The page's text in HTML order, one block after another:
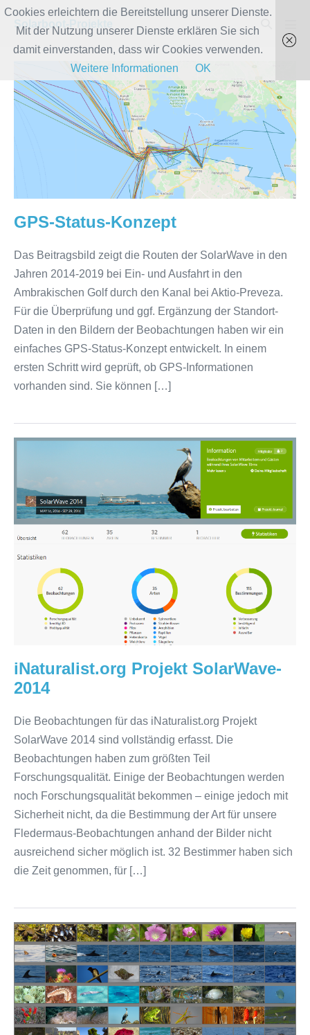
Zum
Inhalt
springen
Solarboot-Projekte
Schalter
Status-
Konzept
GPS-Status-Konzept
Das Beitragsbild zeigt die Routen der SolarWave in den
Jahren 2014-2019 bei Ein- und Ausfahrt in den
Ambrakischen Golf durch den Kanal bei Aktio-Preveza.
Für die Überprüfung und ggf. Ergänzung der Standort-
Daten in den Bildern der Beobachtungen haben wir ein
einfaches GPS-Status-Konzept entwickelt. In einem
ersten Schritt wird geprüft, ob GPS-Informationen
vorhanden sind. Sie können […]
2014
iNaturalist.org Projekt SolarWave-
2014
Die Beobachtungen für das iNaturalist.org Projekt
SolarWave 2014 sind vollständig erfasst. Die
Beobachtungen haben zum größten Teil
Forschungsqualität. Einige der Beobachtungen werden
noch Forschungsqualität bekommen – einige jedoch mit
Sicherheit nicht, da die Bestimmung der Art für unsere
Fledermaus-Beobachtungen anhand der Bilder nicht
ausreichend sicher möglich ist. 32 Bestimmer haben sich
die Zeit genommen, für […]
Erfassung
der
Natur-
Beobachtungen
der
Saison
Cookies erleichtern die Bereitstellung unserer Dienste.
Mit der Nutzung unserer Dienste erklären Sie sich
damit einverstanden, dass wir Cookies verwenden.
Weitere Informationen
OK